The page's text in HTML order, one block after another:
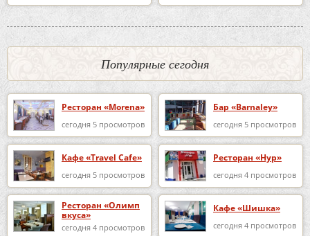
Популярные сегодня
Ресторан «Morena»
сегодня 5 просмотров
Бар «Barnaley»
сегодня 5 просмотров
Кафе «Travel Cafe»
сегодня 5 просмотров
Ресторан «Нур»
сегодня 4 просмотров
Ресторан «Олимп
вкуса»
сегодня 4 просмотров
Кафе «Шишка»
сегодня 4 просмотров